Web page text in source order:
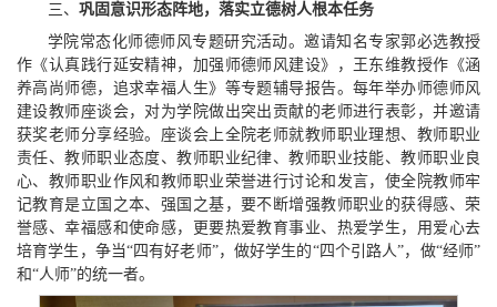
三、 巩固意识形态阵地，落实立德树人根本任务
学院常态化师德师风专题研究活动。邀请知名专家郭必选教授
作《认真践行延安精神，加强师德师风建设》，王东维教授作《涵
养高尚师德，追求幸福人生》等专题辅导报告。每年举办师德师风
建设教师座谈会，对为学院做出突出贡献的老师进行表彰，并邀请
获奖老师分享经验。座谈会上全院老师就教师职业理想、教师职业
责任、教师职业态度、教师职业纪律、教师职业技能、教师职业良
心、教师职业作风和教师职业荣誉进行讨论和发言，使全院教师牢
记教育是立国之本、强国之基，要不断增强教师职业的获得感、荣
誉感、幸福感和使命感，更要热爱教育事业、热爱学生，用爱心去
培育学生，争当“四有好老师”，做好学生的“四个引路人”，做“经师”
和“人师”的统一者。